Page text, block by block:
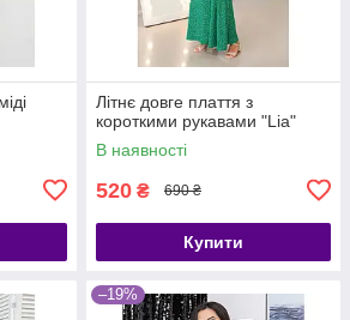
Літнє довге плаття з
короткими рукавами "Lia"
В наявності
520 ₴ 690 ₴
Купити
–19%